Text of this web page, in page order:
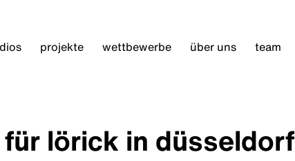
projekte wettbewerbe über uns team
lörick in düsseldorf